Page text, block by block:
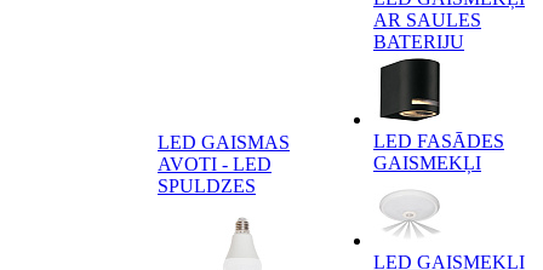
LED GAISMAS
AVOTI - LED
SPULDZES
AR SAULES
BATERIJU
LED FASĀDES
GAISMEKĻI
LED GAISMEKĻI